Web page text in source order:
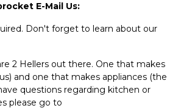
E-Mail Us:
Don't forget to learn about our
2 Hellers out there. One that makes
and one that makes appliances (the
questions regarding kitchen or
please go to